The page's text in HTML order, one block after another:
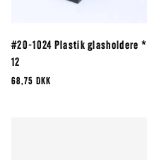
#20-1024 Plastik glasholdere *
12
68,75 DKK